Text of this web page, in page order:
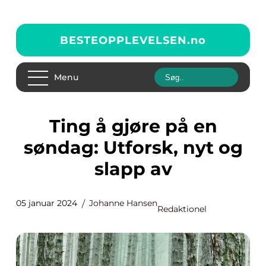
BESTEOPPLEVELSEN.no
Menu
Ting å gjøre på en
søndag: Utforsk, nyt og
slapp av
05 januar 2024 Johanne Hansen
Redaktionel